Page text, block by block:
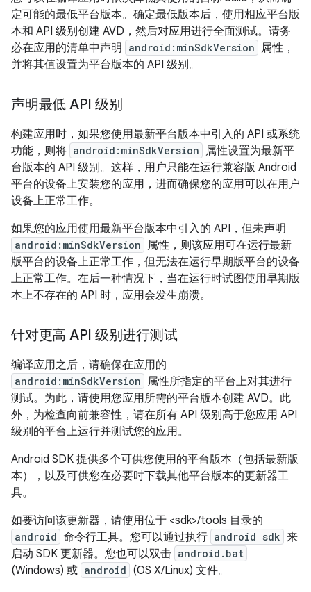
定可能的最低平台版本。确定最低版本后，使用相应平台版
本和 API 级别创建 AVD，然后对应用进行全面测试。请务
必在应用的清单中声明
android:minSdkVersion 属性，
并将其值设置为平台版本的 API 级别。
声明最低 API 级别
构建应用时，如果您使用最新平台版本中引入的 API 或系统
功能，则将 android:minSdkVersion 属性设置为最新平
台版本的 API 级别。这样，用户只能在运行兼容版 Android
平台的设备上安装您的应用，进而确保您的应用可以在用户
设备上正常工作。
如果您的应用使用最新平台版本中引入的 API，但未声明
android:minSdkVersion 属性，则该应用可在运行最新
版平台的设备上正常工作，但无法在运行早期版平台的设备
上正常工作。 在后一种情况下，当在运行时试图使用早期版
本上不存在的 API 时，应用会发生崩溃。
针对更高 API 级别进行测试
编译应用之后，请确保在应用的
android:minSdkVersion 属性所指定的平台上对其进行
测试。为此，请使用您应用所需的平台版本创建 AVD。此
外，为检查向前兼容性，请在所有 API 级别高于您应用 API
级别的平台上运行并测试您的应用。
Android SDK 提供多个可供您使用的平台版本（包括最新版
本），以及可供您在必要时下载其他平台版本的更新器工
具。
如要访问该更新器，请使用位于 <sdk>/tools 目录的
android 命令行工具。您可以通过执行 android sdk 来
启动 SDK 更新器。您也可以双击 android.bat
(Windows) 或 android (OS X/Linux) 文件。